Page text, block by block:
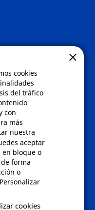
cookies
del tráfico
con
más
nuestra
aceptar
en bloque o
forma
o
cookies
de